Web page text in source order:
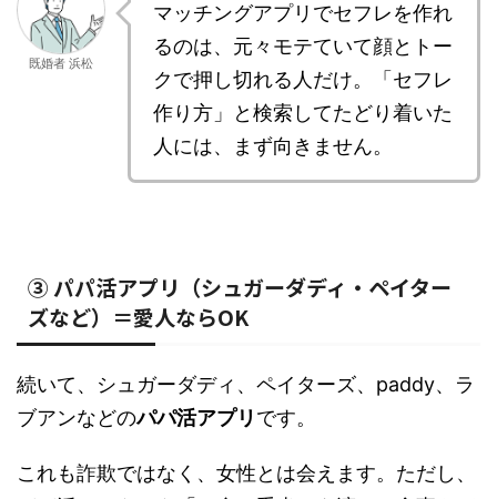
既婚者 浜松
マッチングアプリでセフレを作れ
るのは、元々モテていて顔とトー
クで押し切れる人だけ。「セフレ
作り方」と検索してたどり着いた
人には、まず向きません。
③ パパ活アプリ（シュガーダディ・ペイター
ズなど）＝愛人ならOK
続いて、シュガーダディ、ペイターズ、paddy、ラ
ブアンなどのパパ活アプリ です。
これも詐欺ではなく、女性とは会えます。ただし、